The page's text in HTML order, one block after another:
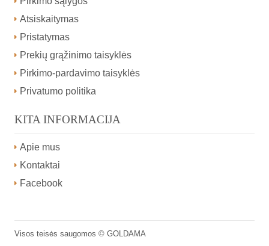
Atsiskaitymas
Pristatymas
Prekių grąžinimo taisyklės
Pirkimo-pardavimo taisyklės
Privatumo politika
KITA INFORMACIJA
Apie mus
Kontaktai
Facebook
Visos teisės saugomos © GOLDAMA